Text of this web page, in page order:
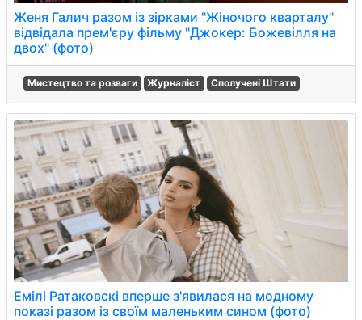
Женя Галич разом із зірками "Жіночого кварталу"
відвідала прем'єру фільму "Джокер: Божевілля на
двох" (фото)
Мистецтво та розваги Журналіст Сполучені Штати
Емілі Ратаковскі вперше з'явилася на модному
показі разом із своїм маленьким сином (фото)